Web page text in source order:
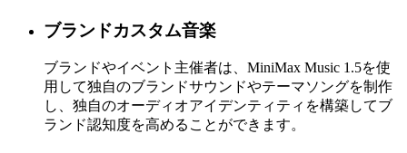
ブランドカスタム音楽
ブランドやイベント主催者は、MiniMax Music 1.5を使
用して独自のブランドサウンドやテーマソングを制作
し、独自のオーディオアイデンティティを構築してブ
ランド認知度を高めることができます。